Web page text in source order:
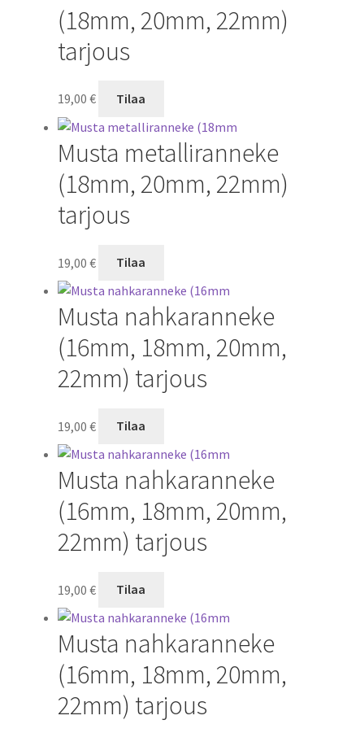
(18mm, 20mm, 22mm)
tarjous
19,00 € Tilaa
Musta metalliranneke
(18mm, 20mm, 22mm)
tarjous
19,00 € Tilaa
Musta nahkaranneke
(16mm, 18mm, 20mm,
22mm) tarjous
19,00 € Tilaa
Musta nahkaranneke
(16mm, 18mm, 20mm,
22mm) tarjous
19,00 € Tilaa
Musta nahkaranneke
(16mm, 18mm, 20mm,
22mm) tarjous